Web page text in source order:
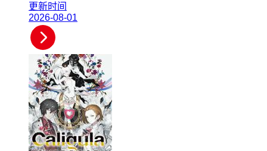
更新时间
2026-08-01